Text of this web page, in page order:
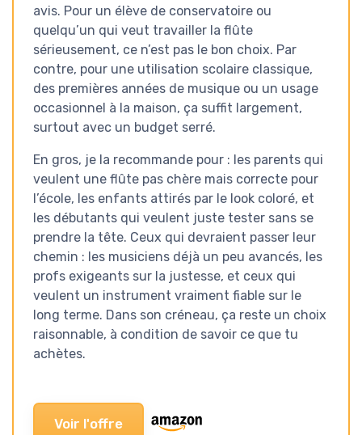
avis. Pour un élève de conservatoire ou
quelqu’un qui veut travailler la flûte
sérieusement, ce n’est pas le bon choix. Par
contre, pour une utilisation scolaire classique,
des premières années de musique ou un usage
occasionnel à la maison, ça suffit largement,
surtout avec un budget serré.
En gros, je la recommande pour : les parents qui
veulent une flûte pas chère mais correcte pour
l’école, les enfants attirés par le look coloré, et
les débutants qui veulent juste tester sans se
prendre la tête. Ceux qui devraient passer leur
chemin : les musiciens déjà un peu avancés, les
profs exigeants sur la justesse, et ceux qui
veulent un instrument vraiment fiable sur le
long terme. Dans son créneau, ça reste un choix
raisonnable, à condition de savoir ce que tu
achètes.
Voir l'offre